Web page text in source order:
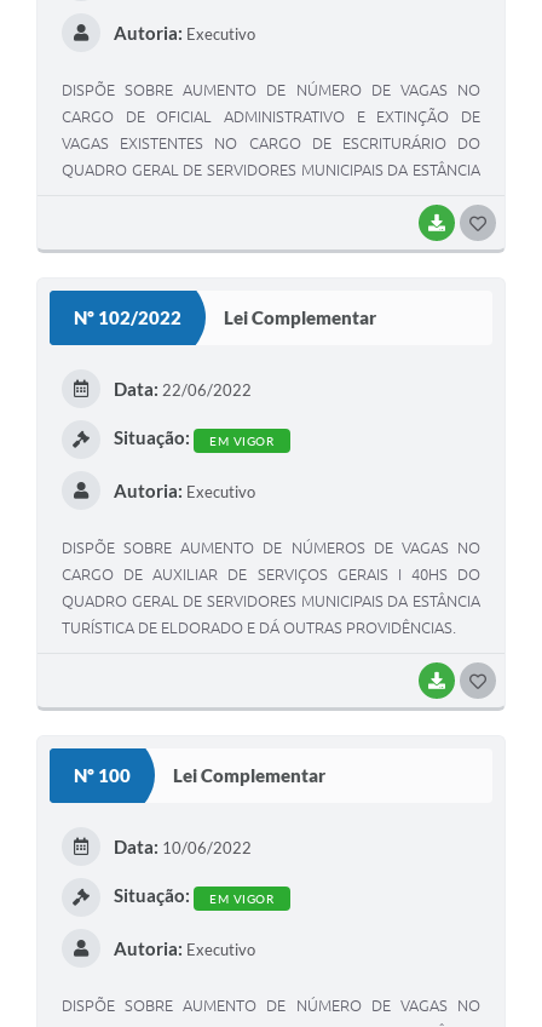
BAIXAR
Autoria: Executivo
DISPÕE SOBRE AUMENTO DE NÚMERO DE VAGAS NO
CARGO DE OFICIAL ADMINISTRATIVO E EXTINÇÃO DE
VAGAS EXISTENTES NO CARGO DE ESCRITURÁRIO DO
QUADRO GERAL DE SERVIDORES MUNICIPAIS DA ESTÂNCIA
Nº 102/2022 Lei Complementar
BAIXAR
Data: 22/06/2022
Situação: EM VIGOR
Autoria: Executivo
DISPÕE SOBRE AUMENTO DE NÚMEROS DE VAGAS NO
CARGO DE AUXILIAR DE SERVIÇOS GERAIS I 40HS DO
QUADRO GERAL DE SERVIDORES MUNICIPAIS DA ESTÂNCIA
TURÍSTICA DE ELDORADO E DÁ OUTRAS PROVIDÊNCIAS.
Nº 100 Lei Complementar
Data: 10/06/2022
Situação: EM VIGOR
Autoria: Executivo
DISPÕE SOBRE AUMENTO DE NÚMERO DE VAGAS NO